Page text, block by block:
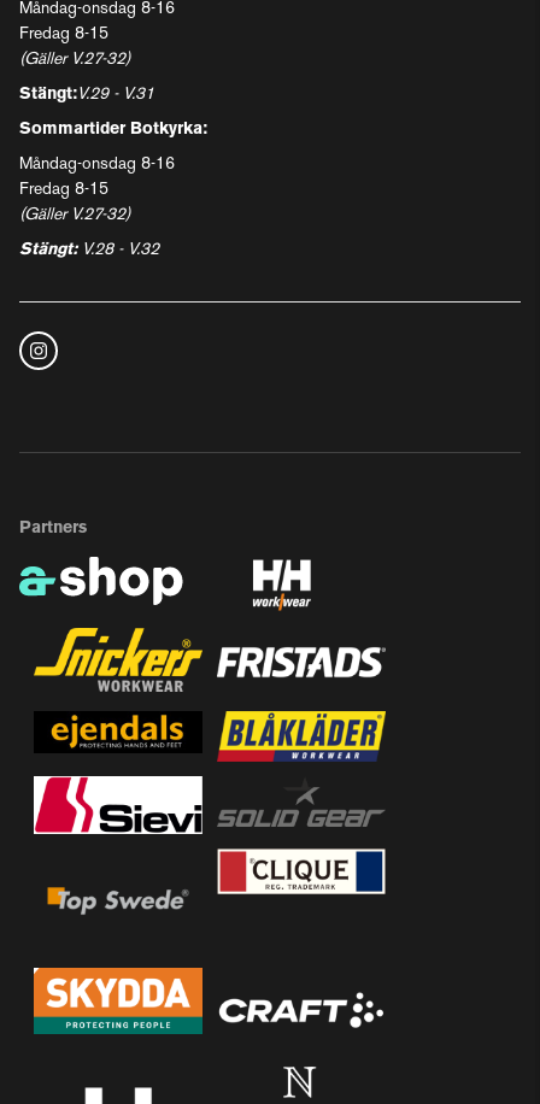
Måndag-onsdag 8-16
Fredag 8-15
(Gäller V.27-32)
Stängt:V.29 - V.31
Sommartider Botkyrka:
Måndag-onsdag 8-16
Fredag 8-15
(Gäller V.27-32)
Stängt: V.28 - V.32
Partners